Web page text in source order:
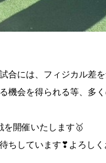
合には、フィジカル差
機会を得られる等、多
を開催いたします🥇
ちしています❣よろしく